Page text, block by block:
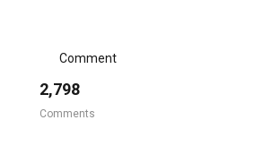
Comment
2,798
Comments